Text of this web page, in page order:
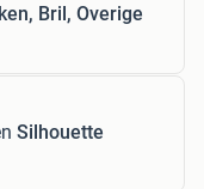
Bril, Overige
Silhouette